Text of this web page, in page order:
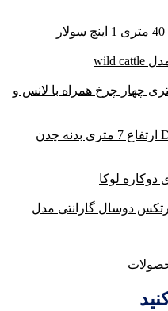
سم پاش فرقونی 200 لیتری چهار چرخ همراه با لانس و
پمپ کفکش 2 اینچ 12 ولت DC ارتفاع 7 متری بدنه چدن
ورتکس دوسال گارانتی مدل